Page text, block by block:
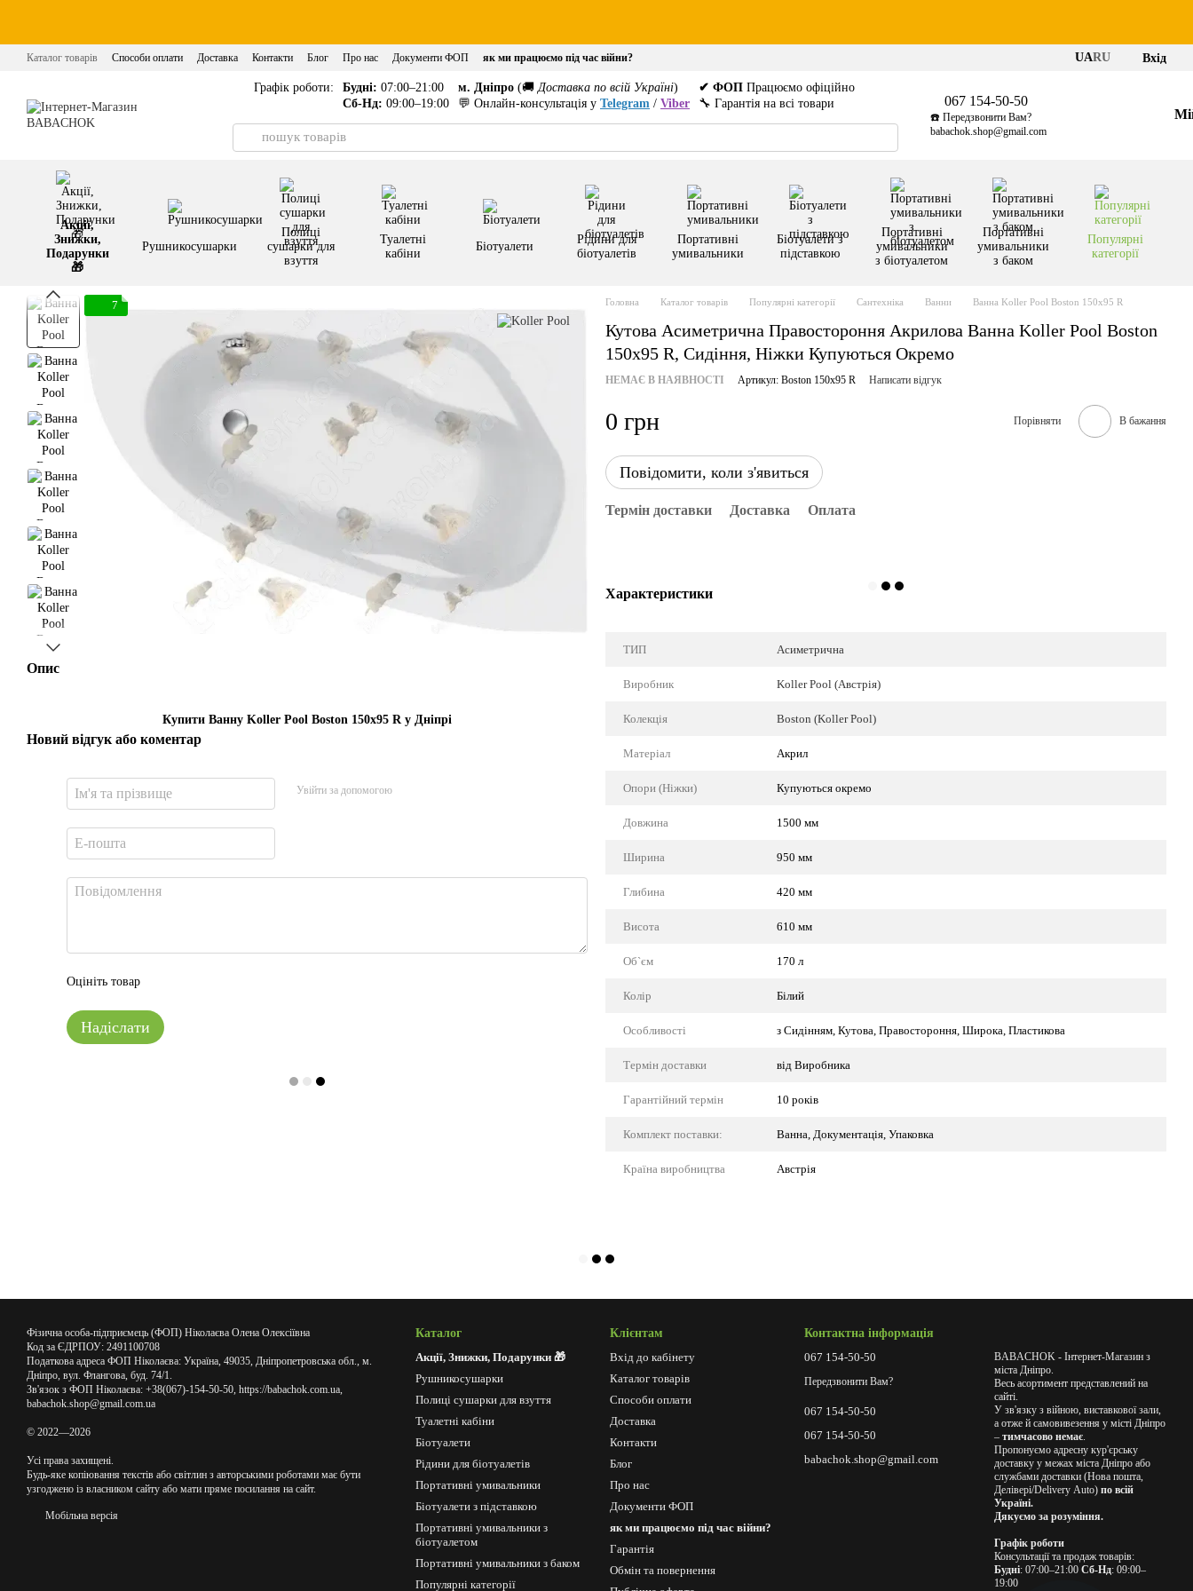
Каталог товарів Способи оплати Доставка Контакти Блог Про нас Документи ФОП як ми працюємо під час війни? UARU Вхід
Графік роботи: Будні: 07:00–21:00
Сб-Нд: 09:00–19:00
м. Дніпро (🚚 Доставка по всій Україні)
💬 Онлайн-консультація у Telegram / Viber
✔ ФОП Працюємо офіційно
🔧 Гарантія на всі товари
067 154-50-50
☎️ Передзвонити Вам?
babachok.shop@gmail.com
Акції,
Знижки,
Подарунки
🎁
Рушникосушарки
Полиці
сушарки для
взуття
Туалетні
кабіни
Біотуалети
Рідини для
біотуалетів
Портативні
умивальники
Біотуалети з
підставкою
Портативні
умивальники
з біотуалетом
Портативні
умивальники
з баком
Популярні
категорії
7
Опис
Купити Ванну Koller Pool Boston 150x95 R у Дніпрі
Новий відгук або коментар
Увійти за допомогою
Оцініть товар
Надіслати
Головна Каталог товарів Популярні категорії Сантехніка Ванни Ванна Koller Pool Boston 150x95 R
Кутова Асиметрична Правостороння Акрилова Ванна Koller Pool Boston
150x95 R, Сидіння, Ніжки Купуються Окремо
НЕМАЄ В НАЯВНОСТІ Артикул: Boston 150x95 R Написати відгук
0 грн Порівняти В бажання
Повідомити, коли з'явиться
Термін доставки Доставка Оплата
Характеристики
ТИП Асиметрична
Виробник Koller Pool (Австрія)
Колекція Boston (Koller Pool)
Матеріал Акрил
Опори (Ніжки) Купуються окремо
Довжина 1500 мм
Ширина 950 мм
Глибина 420 мм
Висота 610 мм
Об`єм 170 л
Колір Білий
Особливості з Сидінням, Кутова, Правостороння, Широка, Пластикова
Термін доставки від Виробника
Гарантійний термін 10 років
Комплект поставки: Ванна, Документація, Упаковка
Країна виробництва Австрія
Фізична особа-підприємець (ФОП) Ніколаєва Олена Олексіївна
Код за ЄДРПОУ: 2491100708
Податкова адреса ФОП Ніколаєва: Україна, 49035, Дніпропетровська обл., м.
Дніпро, вул. Флангова, буд. 74/1.
Зв'язок з ФОП Ніколаєва: +38(067)-154-50-50, https://babachok.com.ua,
babachok.shop@gmail.com.ua
© 2022—2026
Усі права захищені.
Будь-яке копіювання текстів або світлин з авторськими роботами має бути
узгоджено із власником сайту або мати пряме посилання на сайт.
Мобільна версія
Каталог
Акції, Знижки, Подарунки 🎁
Рушникосушарки
Полиці сушарки для взуття
Туалетні кабіни
Біотуалети
Рідини для біотуалетів
Портативні умивальники
Біотуалети з підставкою
Портативні умивальники з
біотуалетом
Портативні умивальники з баком
Популярні категорії
Клієнтам
Вхід до кабінету
Каталог товарів
Способи оплати
Доставка
Контакти
Блог
Про нас
Документи ФОП
як ми працюємо під час війни?
Гарантія
Обмін та повернення
Контактна інформація
067 154-50-50
Передзвонити Вам?
067 154-50-50
067 154-50-50
babachok.shop@gmail.com
BABACHOK - Інтернет-Магазин з
міста Дніпро.
Весь асортимент представлений на
сайті.
У зв'язку з війною, виставкової зали,
а отже й самовивезення у місті Дніпро
– тимчасово немає.
Пропонуємо адресну кур'єрську
доставку у межах міста Дніпро або
службами доставки (Нова пошта,
Делівері/Delivery Auto) по всій
Україні.
Дякуємо за розуміння.
Графік роботи
Консультації та продаж товарів:
Будні: 07:00–21:00 Сб-Нд: 09:00–
19:00